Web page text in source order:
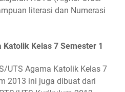
literasi dan Numerasi
Katolik Kelas 7 Semester 1
UTS Agama Katolik Kelas 7
2013 ini juga dibuat dari